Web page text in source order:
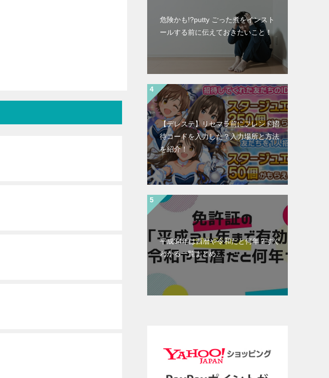
危険かも!?putty ごった煮をインスト
ールする前に伝えておきたいこと！
【デレステ】リセマラ前にフレンド招
待コードを入力した？入力場所と方法
を紹介！
平成34年は西暦や令和だと何年？すぐ
わかる一覧まとめ